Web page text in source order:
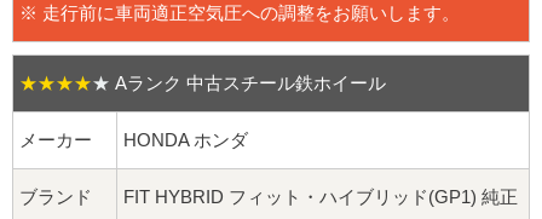
19インチ：夏タイヤホイール
20インチ：夏タイヤホイール
ホイールナット
平面座ナット
※ 走行前に車両適正空気圧への調整をお願いします。
★★★★★ Aランク 中古スチール鉄ホイール
メーカー HONDA ホンダ
ブランド FIT HYBRID フィット・ハイブリッド(GP1) 純正